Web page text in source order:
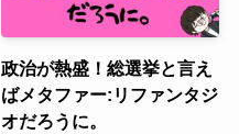
政治が熱盛！総選挙と言え
ばメタファー:リファンタジ
オだろうに。